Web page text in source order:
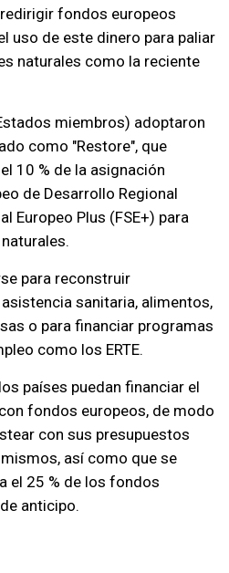
fondos europeos
uso de este dinero para paliar
naturales como la reciente
miembros) adoptaron
como "Restore", que
10 % de la asignación
de Desarrollo Regional
Europeo Plus (FSE+) para
para reconstruir
sanitaria, alimentos,
o para financiar programas
como los ERTE.
países puedan financiar el
fondos europeos, de modo
con sus presupuestos
así como que se
el 25 % de los fondos
anticipo.